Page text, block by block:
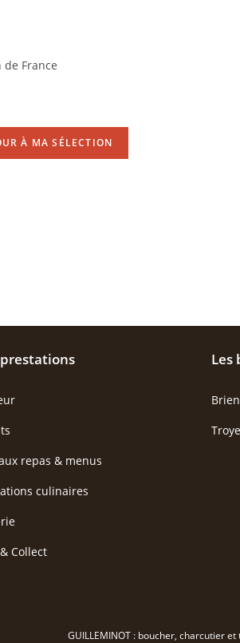
France
À MA SÉLECTION
repas & menus
culinaires
Collect
Les
GUILLEMINOT : boucher, charcutier